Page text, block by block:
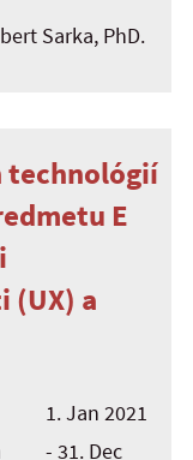
Sarka, PhD.
technológií
E
(UX) a
1. Jan 2021
- 31. Dec